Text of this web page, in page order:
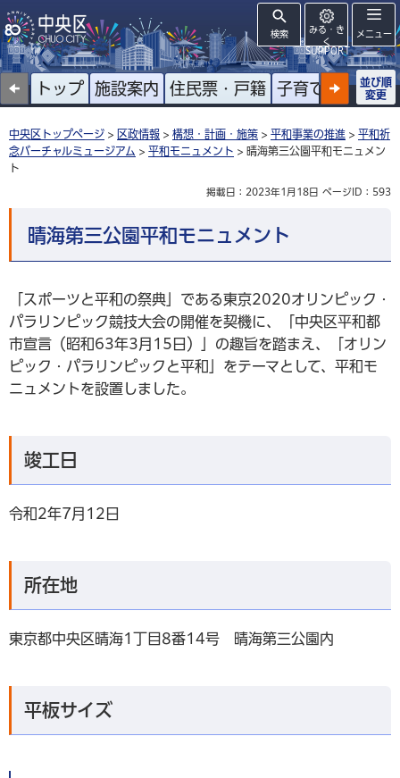
検索
みる・き
く
SUPPORT
メニュー
トップ 施設案内 住民票・戸籍 子育て 高齢者
並び順
変更
中央区トップページ > 区政情報 > 構想・計画・施策 > 平和事業の推進 > 平和祈
念バーチャルミュージアム > 平和モニュメント > 晴海第三公園平和モニュメン
ト
掲載日：2023年1月18日 ページID：593
晴海第三公園平和モニュメント
「スポーツと平和の祭典」である東京2020オリンピック・
パラリンピック競技大会の開催を契機に、「中央区平和都
市宣言（昭和63年3月15日）」の趣旨を踏まえ、「オリン
ピック・パラリンピックと平和」をテーマとして、平和モ
ニュメントを設置しました。
竣工日
令和2年7月12日
所在地
東京都中央区晴海1丁目8番14号 晴海第三公園内
平板サイズ